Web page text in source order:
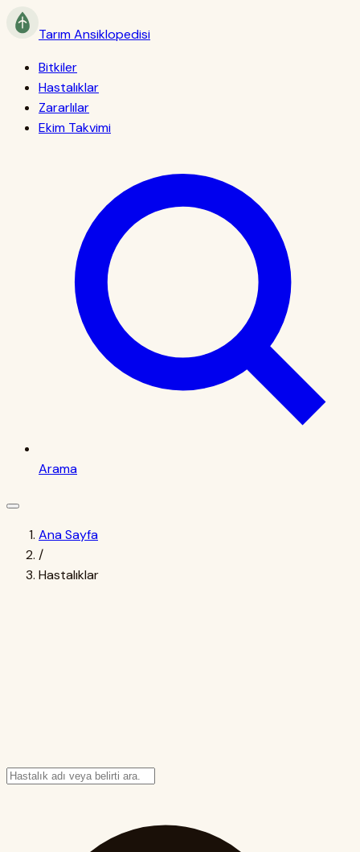
TarımAnsiklopedisi
Bitkiler
Hastalıklar
Zararlılar
Ekim Takvimi
Arama
Ana Sayfa
/
Hastalıklar